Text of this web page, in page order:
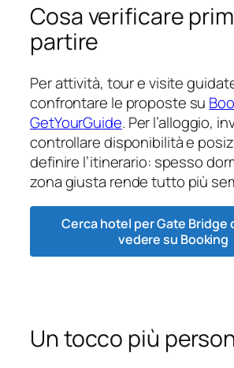
Cosa verificare
partire
Per attività, tour e visite
confrontare le proposte su
GetYourGuide. Per l’alloggio,
controllare disponibilità e
definire l’itinerario: spesso
zona giusta rende tutto più
Cerca hotel per Gate Bridge
vedere su Booking
Un tocco più